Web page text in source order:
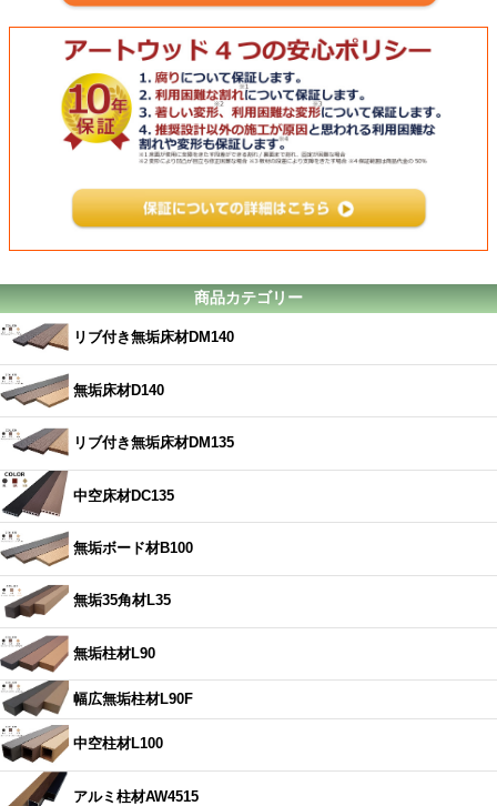
商品カテゴリー
リブ付き無垢床材DM140
無垢床材D140
リブ付き無垢床材DM135
中空床材DC135
無垢ボード材B100
無垢35角材L35
無垢柱材L90
幅広無垢柱材L90F
中空柱材L100
アルミ柱材AW4515